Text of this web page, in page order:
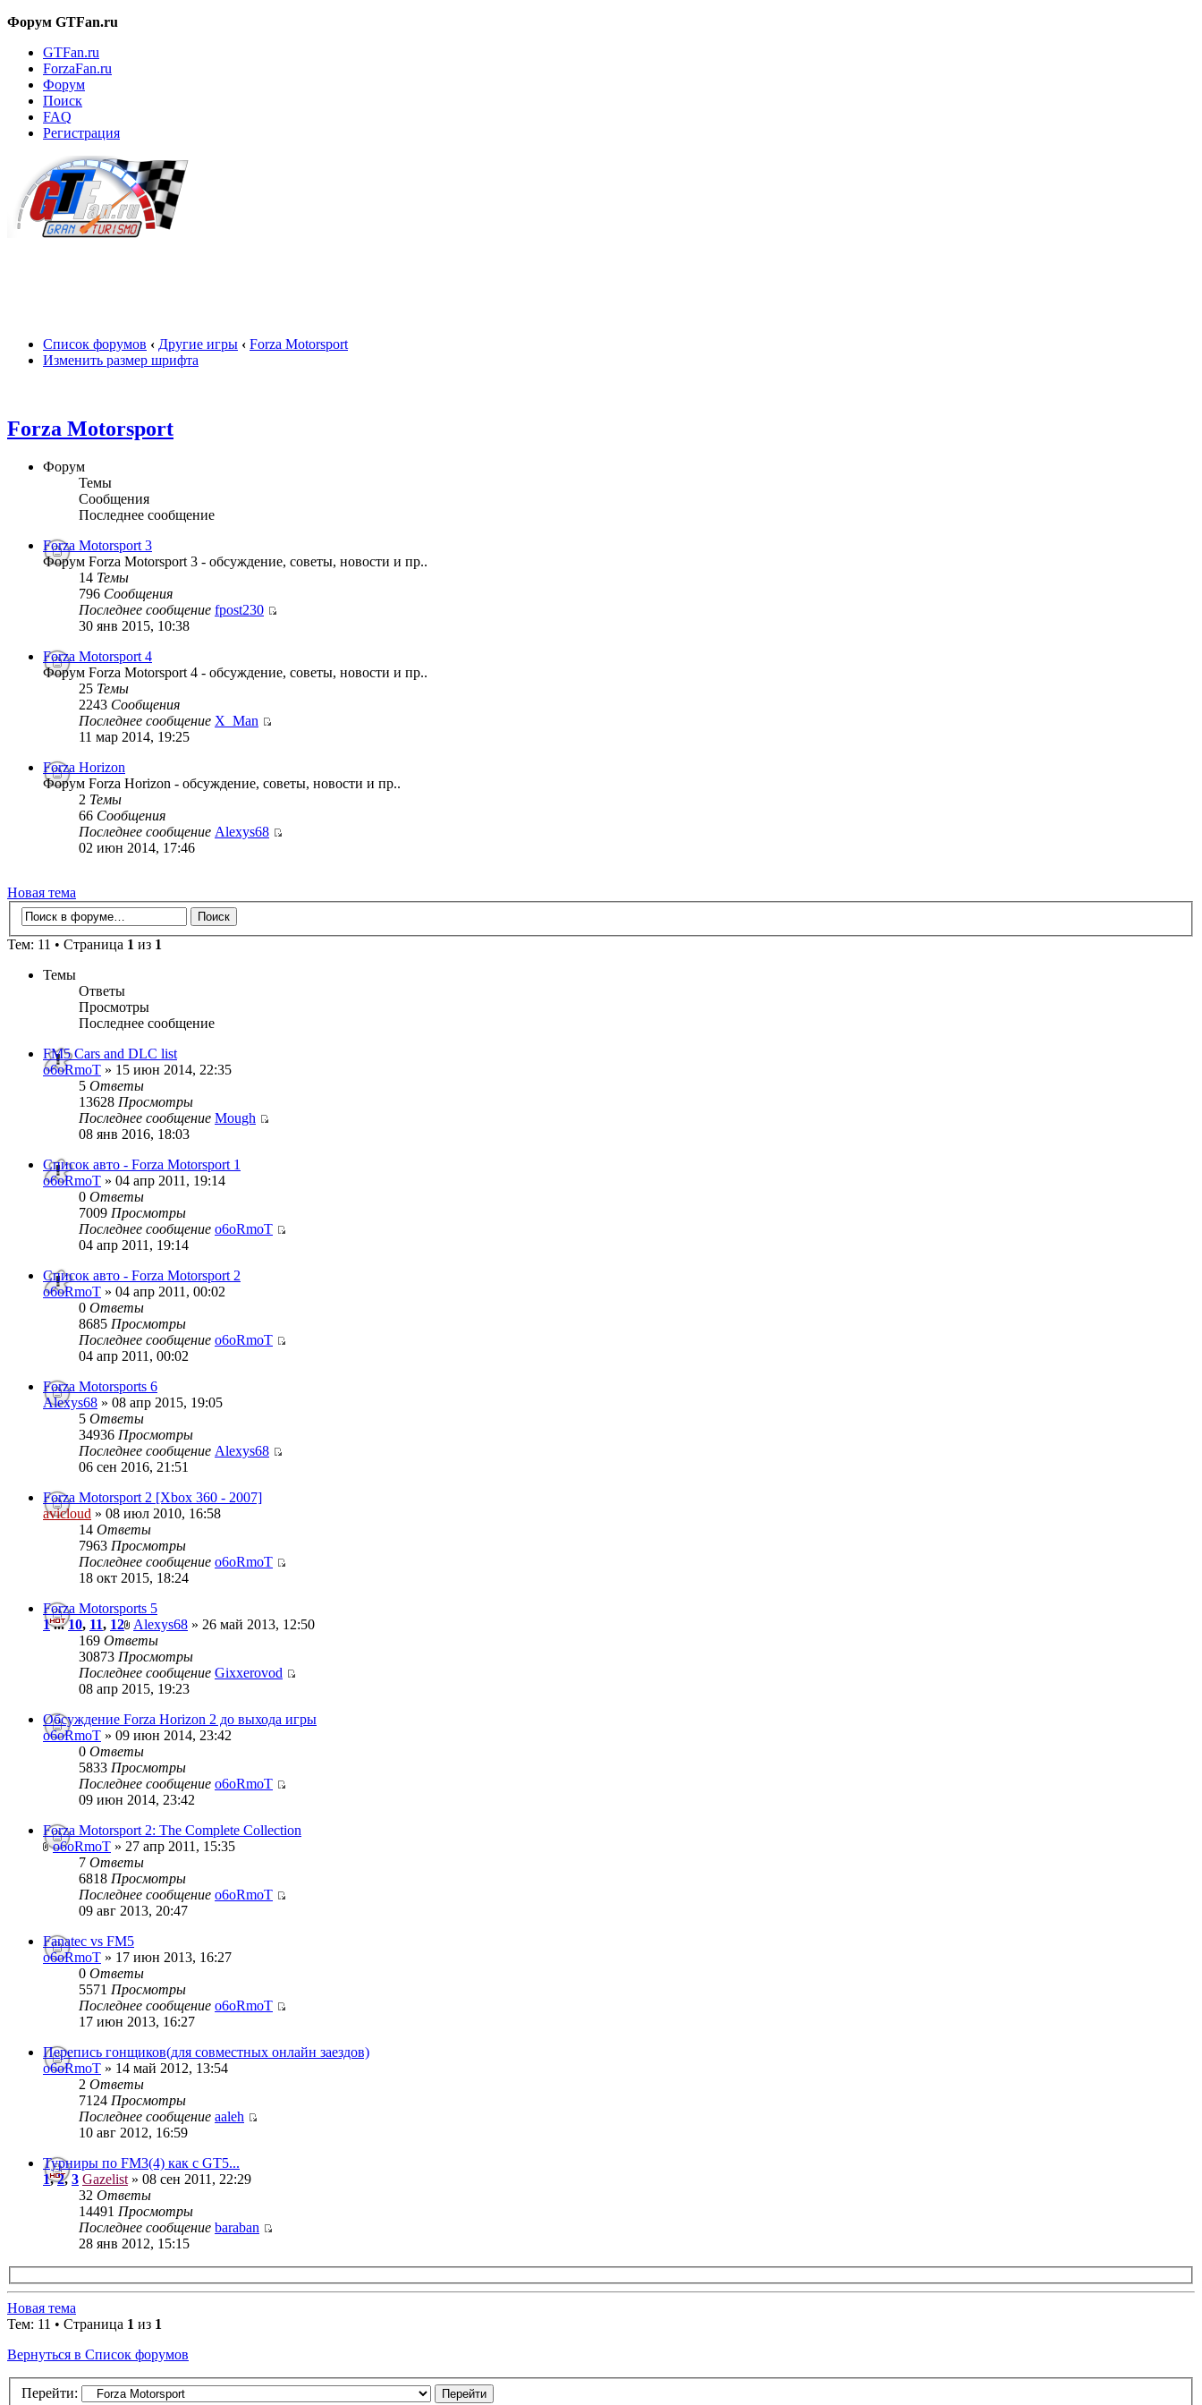
Форум GTFan.ru
GTFan.ru
ForzaFan.ru
Форум
Поиск
FAQ
Регистрация
Список форумов ‹ Другие игры ‹ Forza Motorsport
Изменить размер шрифта
Forza Motorsport
Форум
Темы
Сообщения
Последнее сообщение
Forza Motorsport 3
Форум Forza Motorsport 3 - обсуждение, советы, новости и пр..
14 Темы
796 Сообщения
Последнее сообщение fpost230
30 янв 2015, 10:38
Forza Motorsport 4
Форум Forza Motorsport 4 - обсуждение, советы, новости и пр..
25 Темы
2243 Сообщения
Последнее сообщение X_Man
11 мар 2014, 19:25
Forza Horizon
Форум Forza Horizon - обсуждение, советы, новости и пр..
2 Темы
66 Сообщения
Последнее сообщение Alexys68
02 июн 2014, 17:46
Новая тема
Тем: 11 • Страница 1 из 1
Темы
Ответы
Просмотры
Последнее сообщение
FM5 Cars and DLC list
o6oRmoT » 15 июн 2014, 22:35
5 Ответы
13628 Просмотры
Последнее сообщение Mough
08 янв 2016, 18:03
Список авто - Forza Motorsport 1
o6oRmoT » 04 апр 2011, 19:14
0 Ответы
7009 Просмотры
Последнее сообщение o6oRmoT
04 апр 2011, 19:14
Список авто - Forza Motorsport 2
o6oRmoT » 04 апр 2011, 00:02
0 Ответы
8685 Просмотры
Последнее сообщение o6oRmoT
04 апр 2011, 00:02
Forza Motorsports 6
Alexys68 » 08 апр 2015, 19:05
5 Ответы
34936 Просмотры
Последнее сообщение Alexys68
06 сен 2016, 21:51
Forza Motorsport 2 [Xbox 360 - 2007]
avicloud » 08 июл 2010, 16:58
14 Ответы
7963 Просмотры
Последнее сообщение o6oRmoT
18 окт 2015, 18:24
Forza Motorsports 5
1...10, 11, 12 Alexys68 » 26 май 2013, 12:50
169 Ответы
30873 Просмотры
Последнее сообщение Gixxerovod
08 апр 2015, 19:23
Обсуждение Forza Horizon 2 до выхода игры
o6oRmoT » 09 июн 2014, 23:42
0 Ответы
5833 Просмотры
Последнее сообщение o6oRmoT
09 июн 2014, 23:42
Forza Motorsport 2: The Complete Collection
o6oRmoT » 27 апр 2011, 15:35
7 Ответы
6818 Просмотры
Последнее сообщение o6oRmoT
09 авг 2013, 20:47
Fanatec vs FM5
o6oRmoT » 17 июн 2013, 16:27
0 Ответы
5571 Просмотры
Последнее сообщение o6oRmoT
17 июн 2013, 16:27
Перепись гонщиков(для совместных онлайн заездов)
o6oRmoT » 14 май 2012, 13:54
2 Ответы
7124 Просмотры
Последнее сообщение aaleh
10 авг 2012, 16:59
Турниры по FM3(4) как с GT5...
1,2,3 Gazelist» 08 сен 2011, 22:29
32 Ответы
14491 Просмотры
Последнее сообщение baraban
28 янв 2012, 15:15
Новая тема
Тем: 11 • Страница 1 из 1
Вернуться в Список форумов
Перейти: